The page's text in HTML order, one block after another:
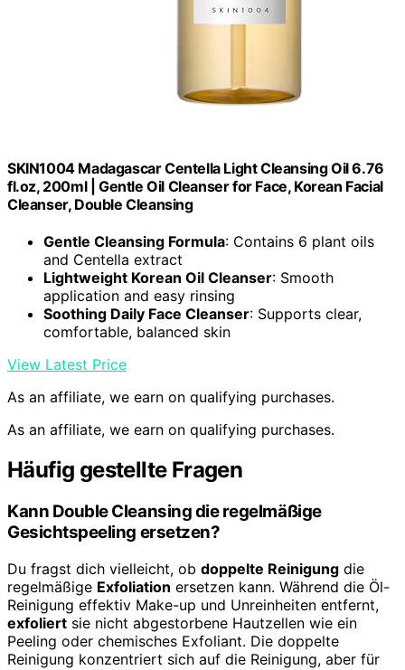
SKIN1004 Madagascar Centella Light Cleansing Oil 6.76
fl.oz, 200ml | Gentle Oil Cleanser for Face, Korean Facial
Cleanser, Double Cleansing
Gentle Cleansing Formula: Contains 6 plant oils
and Centella extract
Lightweight Korean Oil Cleanser: Smooth
application and easy rinsing
Soothing Daily Face Cleanser: Supports clear,
comfortable, balanced skin
View Latest Price
As an affiliate, we earn on qualifying purchases.
As an affiliate, we earn on qualifying purchases.
Häufig gestellte Fragen
Kann Double Cleansing die regelmäßige
Gesichtspeeling ersetzen?
Du fragst dich vielleicht, ob doppelte Reinigung die
regelmäßige Exfoliation ersetzen kann. Während die Öl-
Reinigung effektiv Make-up und Unreinheiten entfernt,
exfoliert sie nicht abgestorbene Hautzellen wie ein
Peeling oder chemisches Exfoliant. Die doppelte
Reinigung konzentriert sich auf die Reinigung, aber für